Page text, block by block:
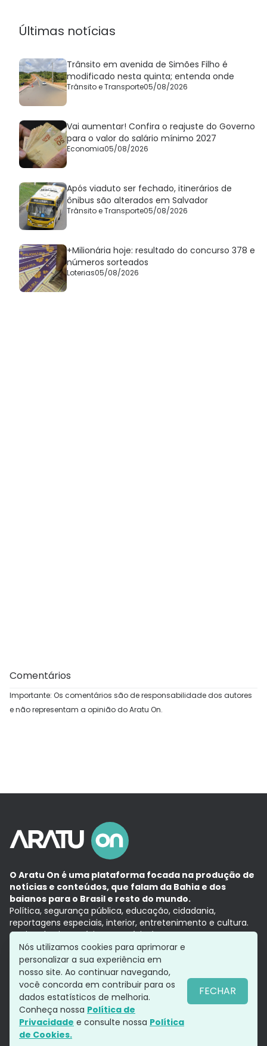
Últimas notícias
Trânsito em avenida de Simões Filho é
modificado nesta quinta; entenda onde
Trânsito e Transporte05/08/2026
Vai aumentar! Confira o reajuste do Governo
para o valor do salário mínimo 2027
Economia05/08/2026
Após viaduto ser fechado, itinerários de
ônibus são alterados em Salvador
Trânsito e Transporte05/08/2026
+Milionária hoje: resultado do concurso 378 e
números sorteados
Loterias05/08/2026
Comentários
Importante: Os comentários são de responsabilidade dos autores
e não representam a opinião do Aratu On.
O Aratu On é uma plataforma focada na produção de
notícias e conteúdos, que falam da Bahia e dos
baianos para o Brasil e resto do mundo.
Política, segurança pública, educação, cidadania,
reportagens especiais, interior, entretenimento e cultura.
Aqui, tudo vira notícia e a notícia é no tempo presente,
com a credibilidade do Grupo Aratu.
Grupo Aratu
Política de privacidade
Siga-nos
Nós utilizamos cookies para aprimorar e
personalizar a sua experiência em
nosso site. Ao continuar navegando,
você concorda em contribuir para os
dados estatísticos de melhoria.
Conheça nossa Política de
Privacidade e consulte nossa Política
de Cookies.
FECHAR